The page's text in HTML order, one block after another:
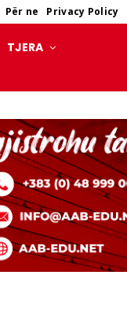
Për ne Privacy Policy
TJERA